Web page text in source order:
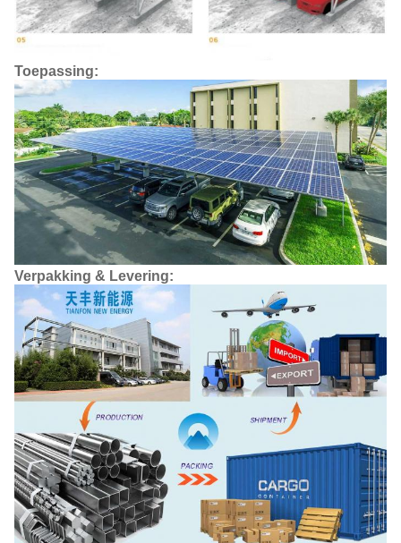
Toepassing:
Verpakking & Levering: